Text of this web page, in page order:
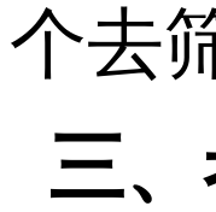
个去
三